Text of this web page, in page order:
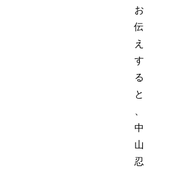
お
伝
え
す
る
と
中
山
忍